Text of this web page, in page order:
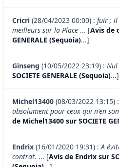
Cricri (28/04/2023 00:00) : fuir ; il
meilleurs sur la Place ... [Avis de
GENERALE (Sequoia)...]
Ginseng (10/05/2022 23:19) : Nul
SOCIETE GENERALE (Sequoia)...]
Michel13400 (08/03/2022 13:15) :
absolument pour ceux qui n'en
de Michel13400 sur SOCIETE
Endrix (16/01/2020 19:31) :A
contrat. ... [Avis de Endrix sur